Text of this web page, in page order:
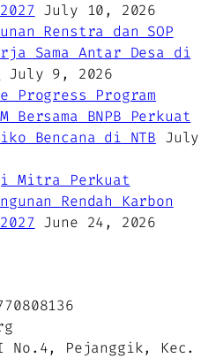
July 10, 2026
Renstra dan SOP
Sama Antar Desa di
July 9, 2026
Progress Program
Bersama BNPB Perkuat
Bencana di NTB July
Mitra Perkuat
Rendah Karbon
June 24, 2026
Pejanggik, Kec.